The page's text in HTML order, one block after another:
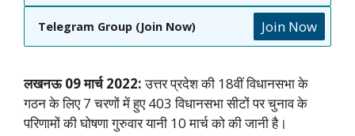
Telegram Group (Join Now) Join Now
लखनऊ 09 मार्च 2022:उत्तर प्रदेश की 18वीं विधानसभा के
गठन के लिए 7 चरणों में हुए 403 विधानसभा सीटों पर चुनाव के
परिणामों की घोषणा गुरुवार यानी 10 मार्च को की जानी है।